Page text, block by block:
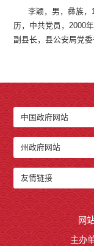
李颖，男，彝族
历，中共党员，2000
副县长，县公安局党委
中国政府网站
州政府网站
友情链接
网
主办